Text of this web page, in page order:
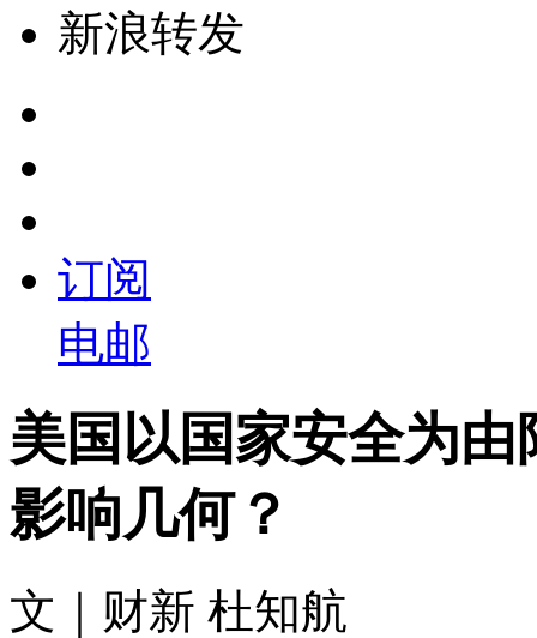
新浪转发
订阅
电邮
美国以国家安全为
影响几何？
文｜财新 杜知航